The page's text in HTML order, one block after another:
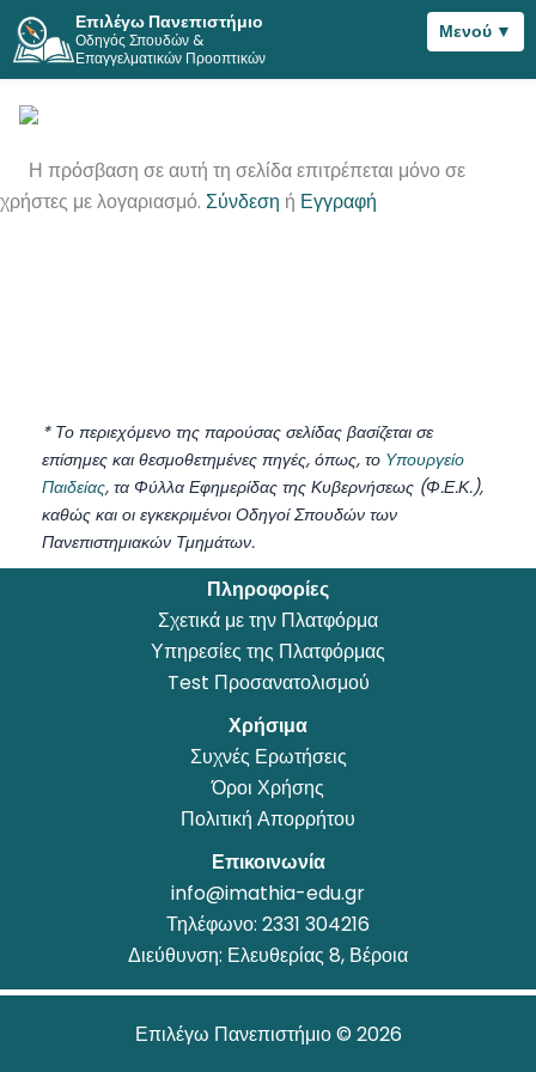
Μετάβαση
στο
περιεχόμενο
Η πρόσβαση σε αυτή τη σελίδα επιτρέπεται μόνο σε
χρήστες με λογαριασμό. Σύνδεση ή Εγγραφή
* Το περιεχόμενο της παρούσας σελίδας βασίζεται σε
επίσημες και θεσμοθετημένες πηγές, όπως, το Υπουργείο
Παιδείας, τα Φύλλα Εφημερίδας της Κυβερνήσεως (Φ.Ε.Κ.),
καθώς και οι εγκεκριμένοι Οδηγοί Σπουδών των
Πανεπιστημιακών Τμημάτων.
Πληροφορίες
Σχετικά με την Πλατφόρμα
Υπηρεσίες της Πλατφόρμας
Test Προσανατολισμού
Χρήσιμα
Συχνές Ερωτήσεις
Όροι Χρήσης
Πολιτική Απορρήτου
Επικοινωνία
info@imathia-edu.gr
Τηλέφωνο: 2331 304216
Διεύθυνση: Ελευθερίας 8, Βέροια
Επιλέγω Πανεπιστήμιο © 2026
Επιλέγω Πανεπιστήμιο
Οδηγός Σπουδών &
Επαγγελματικών Προοπτικών
Μενού ▼